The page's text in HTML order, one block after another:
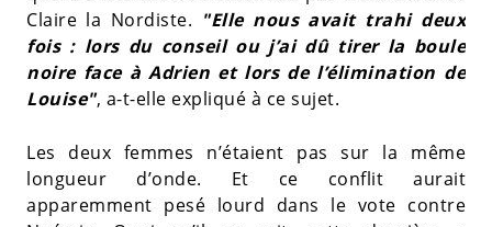
Claire la Nordiste. "Elle nous avait trahi deux
fois : lors du conseil ou j’ai dû tirer la boule
noire face à Adrien et lors de l’élimination de
Louise", a-t-elle expliqué à ce sujet.
Les deux femmes n’étaient pas sur la même
longueur d’onde. Et ce conflit aurait
apparemment pesé lourd dans le vote contre